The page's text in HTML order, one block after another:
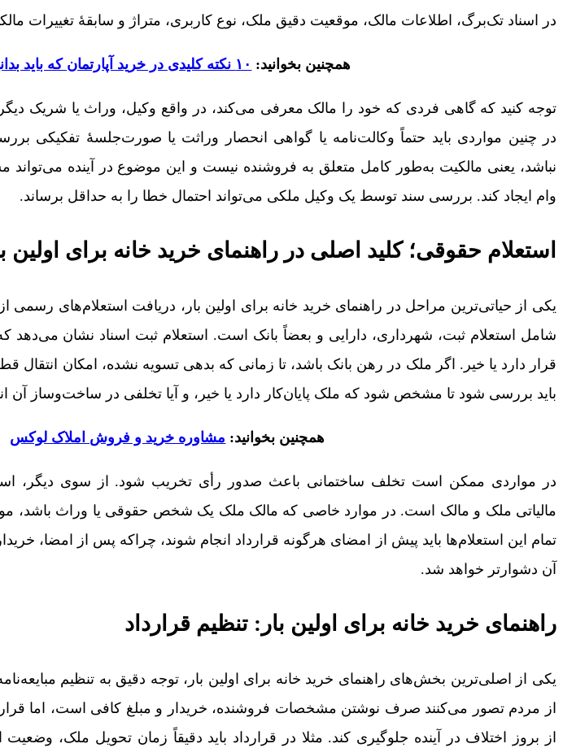
در اسناد تک‌برگ، اطلاعات مالک، موقعیت دقیق ملک، نوع کاربری، متراژ و سابقۀ تغییرات
همچنین بخوانید: ۱۰ نکته کلیدی در خرید آپارتمان که باید بدانید!
توجه کنید که گاهی فردی که خود را مالک معرفی می‌کند، در واقع وکیل، وراث یا شریک
در چنین مواردی باید حتماً وکالت‌نامه یا گواهی انحصار وراثت یا صورت‌جلسۀ تفکیکی
نباشد، یعنی مالکیت به‌طور کامل متعلق به فروشنده نیست و این موضوع در آینده می‌تواند
وام ایجاد کند. بررسی سند توسط یک وکیل ملکی می‌تواند احتمال خطا را به حداقل برساند.
استعلام حقوقی؛ کلید اصلی در راهنمای خرید خانه برای اولین
یکی از حیاتی‌ترین مراحل در راهنمای خرید خانه برای اولین بار، دریافت استعلام‌های
شامل استعلام ثبت، شهرداری، دارایی و بعضاً بانک است. استعلام ثبت اسناد نشان می‌دهد
قرار دارد یا خیر. اگر ملک در رهن بانک باشد، تا زمانی که بدهی تسویه نشده، امکان انتقال
باید بررسی شود تا مشخص شود که ملک پایان‌کار دارد یا خیر، و آیا تخلفی در ساخت‌وساز آن
همچنین بخوانید: مشاوره خرید و فروش املاک لوکس
در مواردی ممکن است تخلف ساختمانی باعث صدور رأی تخریب شود. از سوی دیگر،
مالیاتی ملک و مالک است. در موارد خاصی که مالک ملک یک شخص حقوقی یا وراث باشد،
تمام این استعلام‌ها باید پیش از امضای هرگونه قرارداد انجام شوند، چراکه پس از امضا،
آن دشوارتر خواهد شد.
راهنمای خرید خانه برای اولین بار: تنظیم قرارداد
یکی از اصلی‌ترین بخش‌های راهنمای خرید خانه برای اولین بار، توجه دقیق به تنظیم
از مردم تصور می‌کنند صرف نوشتن مشخصات فروشنده، خریدار و مبلغ کافی است، اما
از بروز اختلاف در آینده جلوگیری کند. مثلا در قرارداد باید دقیقاً زمان تحویل ملک،